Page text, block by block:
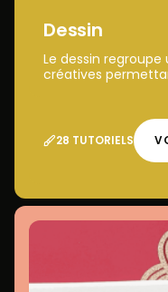
Dessin
Le dessin
créatives
28 TUTORIELS